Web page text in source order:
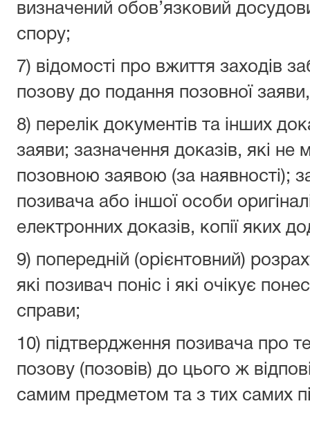
визначений обов’язковий
спору;
7) відомості про вжиття заходів
позову до подання позовної
8) перелік документів та інших
заяви; зазначення доказів, які не
позовною заявою (за наявності);
позивача або іншої особи
електронних доказів, копії яких
9) попередній (орієнтовний)
які позивач поніс і які очікує
справи;
10) підтвердження позивача про
позову (позовів) до цього ж
самим предметом та з тих самих